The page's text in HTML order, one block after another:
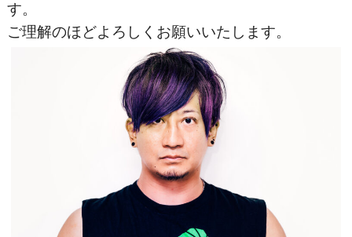
す。
ご理解のほどよろしくお願いいたします。